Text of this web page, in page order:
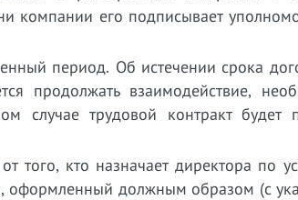
компании его подписывает
период. Об истечении срока
продолжать взаимодействие,
случае трудовой контракт будет
того, кто назначает директора по
оформленный должным образом (с